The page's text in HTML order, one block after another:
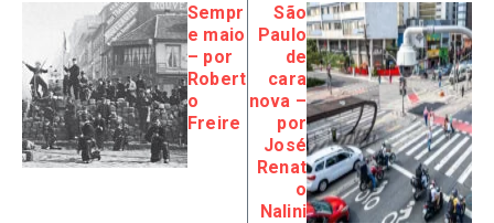
Sempr
e maio
– por
Robert
o
Freire
São
Paulo
de
cara
nova –
por
José
Renat
o
Nalini